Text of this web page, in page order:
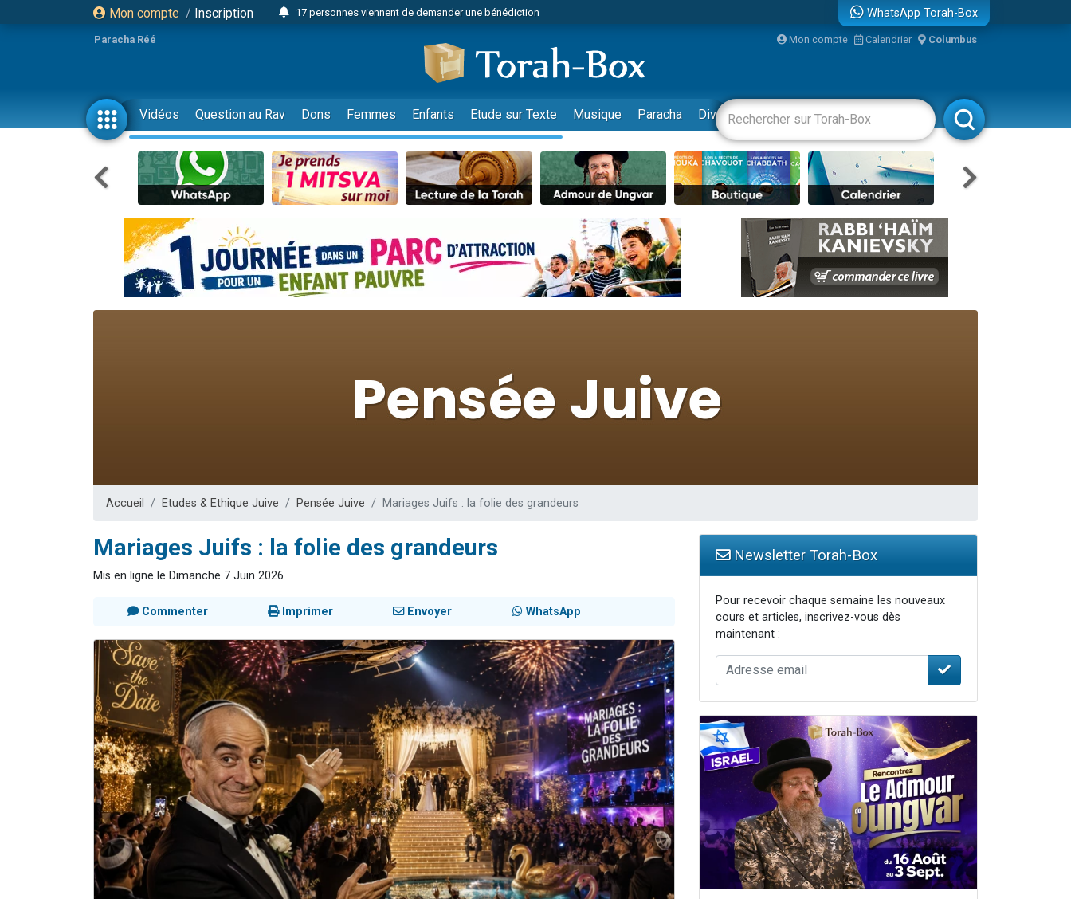
Mon compte / Inscription
17 personnes viennent de demander une bénédiction
Il reste 49 places pour étudier en groupe sur Zoom
23 personnes viennent de faire un don pour Diane, 80 ans, dans un appartement insalubre
Eva vient de donner son Maasser
4 personnes viennent de nous rejoindre sur WhatsApp
3 personnes viennent de nous rejoindre sur WhatsApp
3 personnes viennent de faire un don pour 5 jours de vacances aux Orphelins
Odaya vient de donner son Maasser
2 personnes viennent de nous rejoindre sur WhatsApp
30 personnes viennent de faire un don pour Sauvez la jambe de Yohan
12 nouvelles musiques dans Torah-Box Music
2 personnes viennent de nous rejoindre sur WhatsApp
2 nouvelles musiques dans Torah-Box Music
3 personnes viennent de nous rejoindre sur WhatsApp
WhatsApp Torah-Box
Paracha Réé Mon compte Calendrier Columbus
Vidéos Question au Rav Dons Femmes Enfants Etude sur Texte Musique Paracha Divertissements Livres Rabbanim
Accueil Etudes & Ethique Juive Pensée Juive Mariages Juifs : la folie des grandeurs
Mariages Juifs : la folie des grandeurs
Mis en ligne le Dimanche 7 Juin 2026
Commenter Imprimer Envoyer WhatsApp
Newsletter Torah-Box
Pour recevoir chaque semaine les nouveaux
cours et articles, inscrivez-vous dès
maintenant :